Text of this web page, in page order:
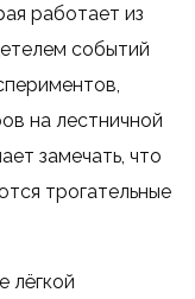
работает из
событий
на лестничной
замечать, что
трогательные
лёгкой